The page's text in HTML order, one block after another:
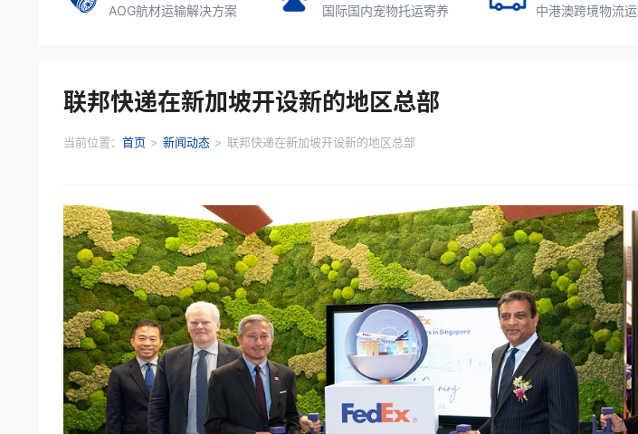
AOG航材运输解决方案 国际国内宠物托运寄养 中港澳跨境物流
联邦快递在新加坡开设新的地区总部
当前位置： 首页 > 新闻动态 > 联邦快递在新加坡开设新的地区总部